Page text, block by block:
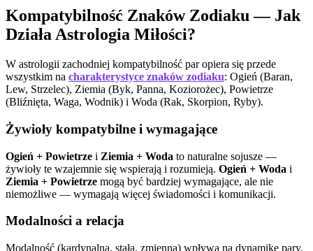
Kompatybilność Znaków Zodiaku — Jak
Działa Astrologia Miłości?
W astrologii zachodniej kompatybilność par opiera się przede
wszystkim na charakterystyce znaków zodiaku: Ogień (Baran,
Lew, Strzelec), Ziemia (Byk, Panna, Koziorożec), Powietrze
(Bliźnięta, Waga, Wodnik) i Woda (Rak, Skorpion, Ryby).
Żywioły kompatybilne i wymagające
Ogień + Powietrze i Ziemia + Woda to naturalne sojusze —
żywioły te wzajemnie się wspierają i rozumieją. Ogień + Woda i
Ziemia + Powietrze mogą być bardziej wymagające, ale nie
niemożliwe — wymagają więcej świadomości i komunikacji.
Modalności a relacja
Modalność (kardynalna, stała, zmienna) wpływa na dynamikę pary.